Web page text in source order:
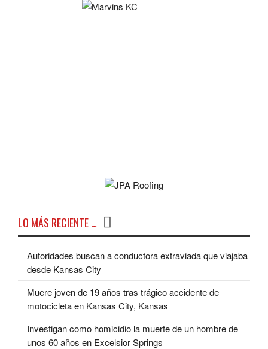
LO MÁS RECIENTE …
Autoridades buscan a conductora extraviada que viajaba
desde Kansas City
Muere joven de 19 años tras trágico accidente de
motocicleta en Kansas City, Kansas
Investigan como homicidio la muerte de un hombre de
unos 60 años en Excelsior Springs